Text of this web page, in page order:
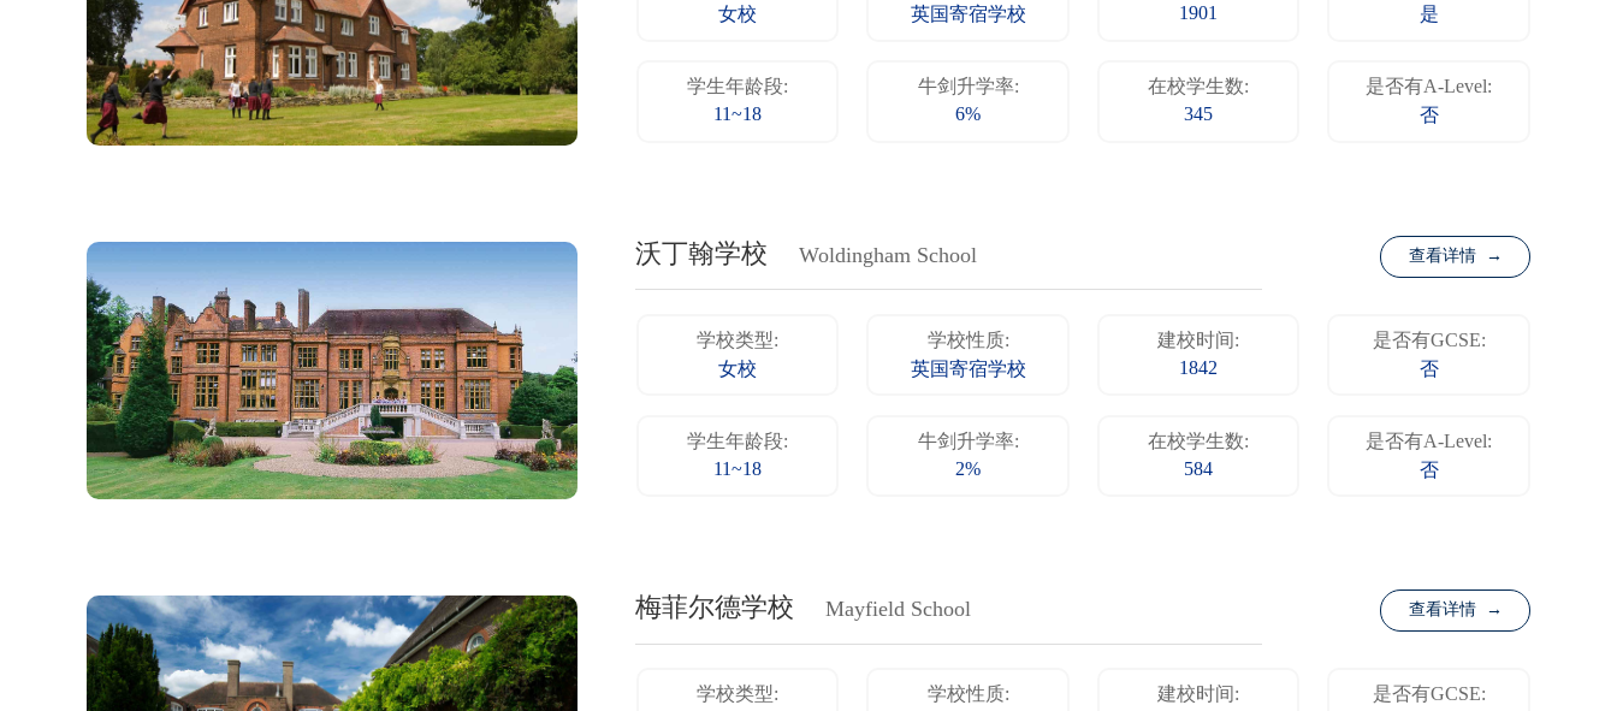
女校
英国寄宿学校
1901
是
学生年龄段:
11~18
牛剑升学率:
6%
在校学生数:
345
是否有A-Level:
否
沃丁翰学校 Woldingham School 查看详情 →
学校类型:
女校
学校性质:
英国寄宿学校
建校时间:
1842
是否有GCSE:
否
学生年龄段:
11~18
牛剑升学率:
2%
在校学生数:
584
是否有A-Level:
否
梅菲尔德学校 Mayfield School 查看详情 →
学校类型:
学校性质:
建校时间:
是否有GCSE: